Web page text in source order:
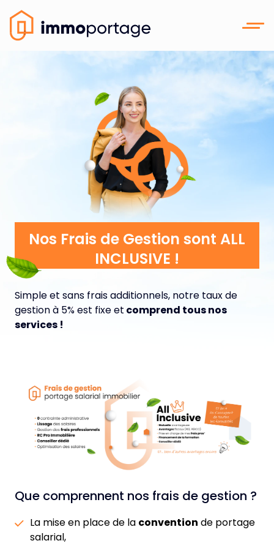
Nos Frais de Gestion sont ALL
INCLUSIVE !
Simple et sans frais additionnels, notre taux de
gestion à 5% est fixe et comprend tous nos
services !
Que comprennent nos frais de gestion ?
La mise en place de la convention de portage
salarial,